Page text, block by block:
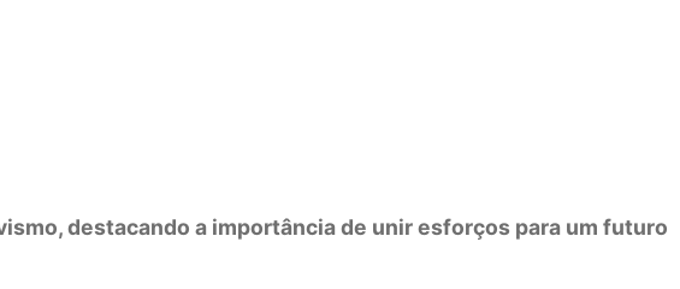
destacando a importância de unir esforços para um futuro